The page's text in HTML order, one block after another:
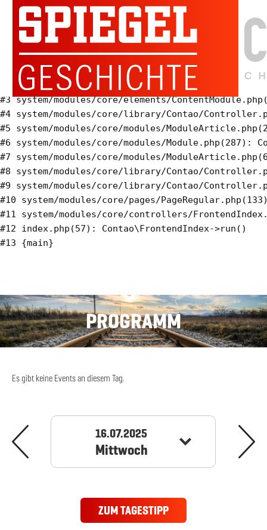
Warning: Invalid argument supplied for foreach() in
system/modules/calendar/modules/ModuleEventlist.php
#0 system/modules/calendar/modules/
#1 system/modules/core/modules/Module.php(287):
#2 system/modules/calendar/modules/
#3 system/modules/core/elements/
#4 system/modules/core/library/Contao/
#5 system/modules/core/modules/
#6 system/modules/core/modules/Module.php(287):
#7 system/modules/core/modules/
#8 system/modules/core/library/Contao/
#9 system/modules/core/library/Contao/
#10 system/modules/core/pages/
#11 system/modules/core/controllers/
#12 index.php(57): Contao\FrontendIndex->run()
PROGRAMM
Es gibt keine Events an diesem Tag.
16.07.2025
Mittwoch
ZUM TAGESTIPP